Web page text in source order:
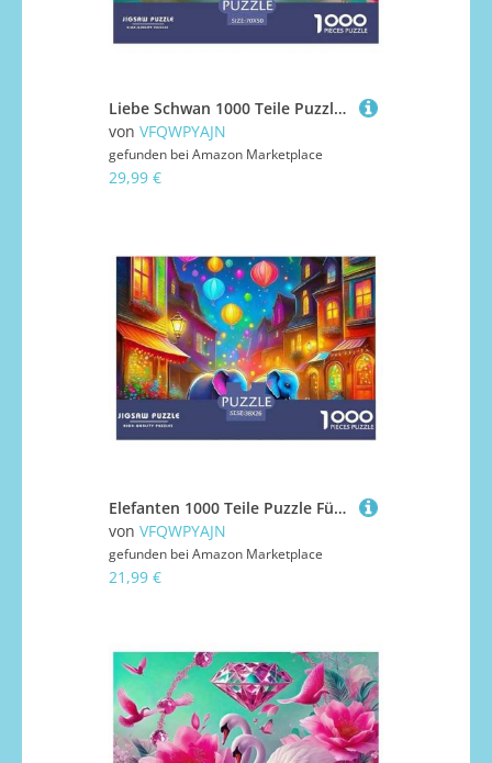
Liebe Schwan 1000 Teile Puzzle Liebe Schwan Für Erwachsene Clevere Rätsel Herausforderung Spielzeug 70x50cm/1000pcs
von VFQWPYAJN
gefunden bei Amazon Marketplace
29,99 €
Elefanten 1000 Teile Puzzle Für Erwachsene Mit Gemütliche Studie-Motiv Impossible Game 38x26cm/1000pcs
von VFQWPYAJN
gefunden bei Amazon Marketplace
21,99 €